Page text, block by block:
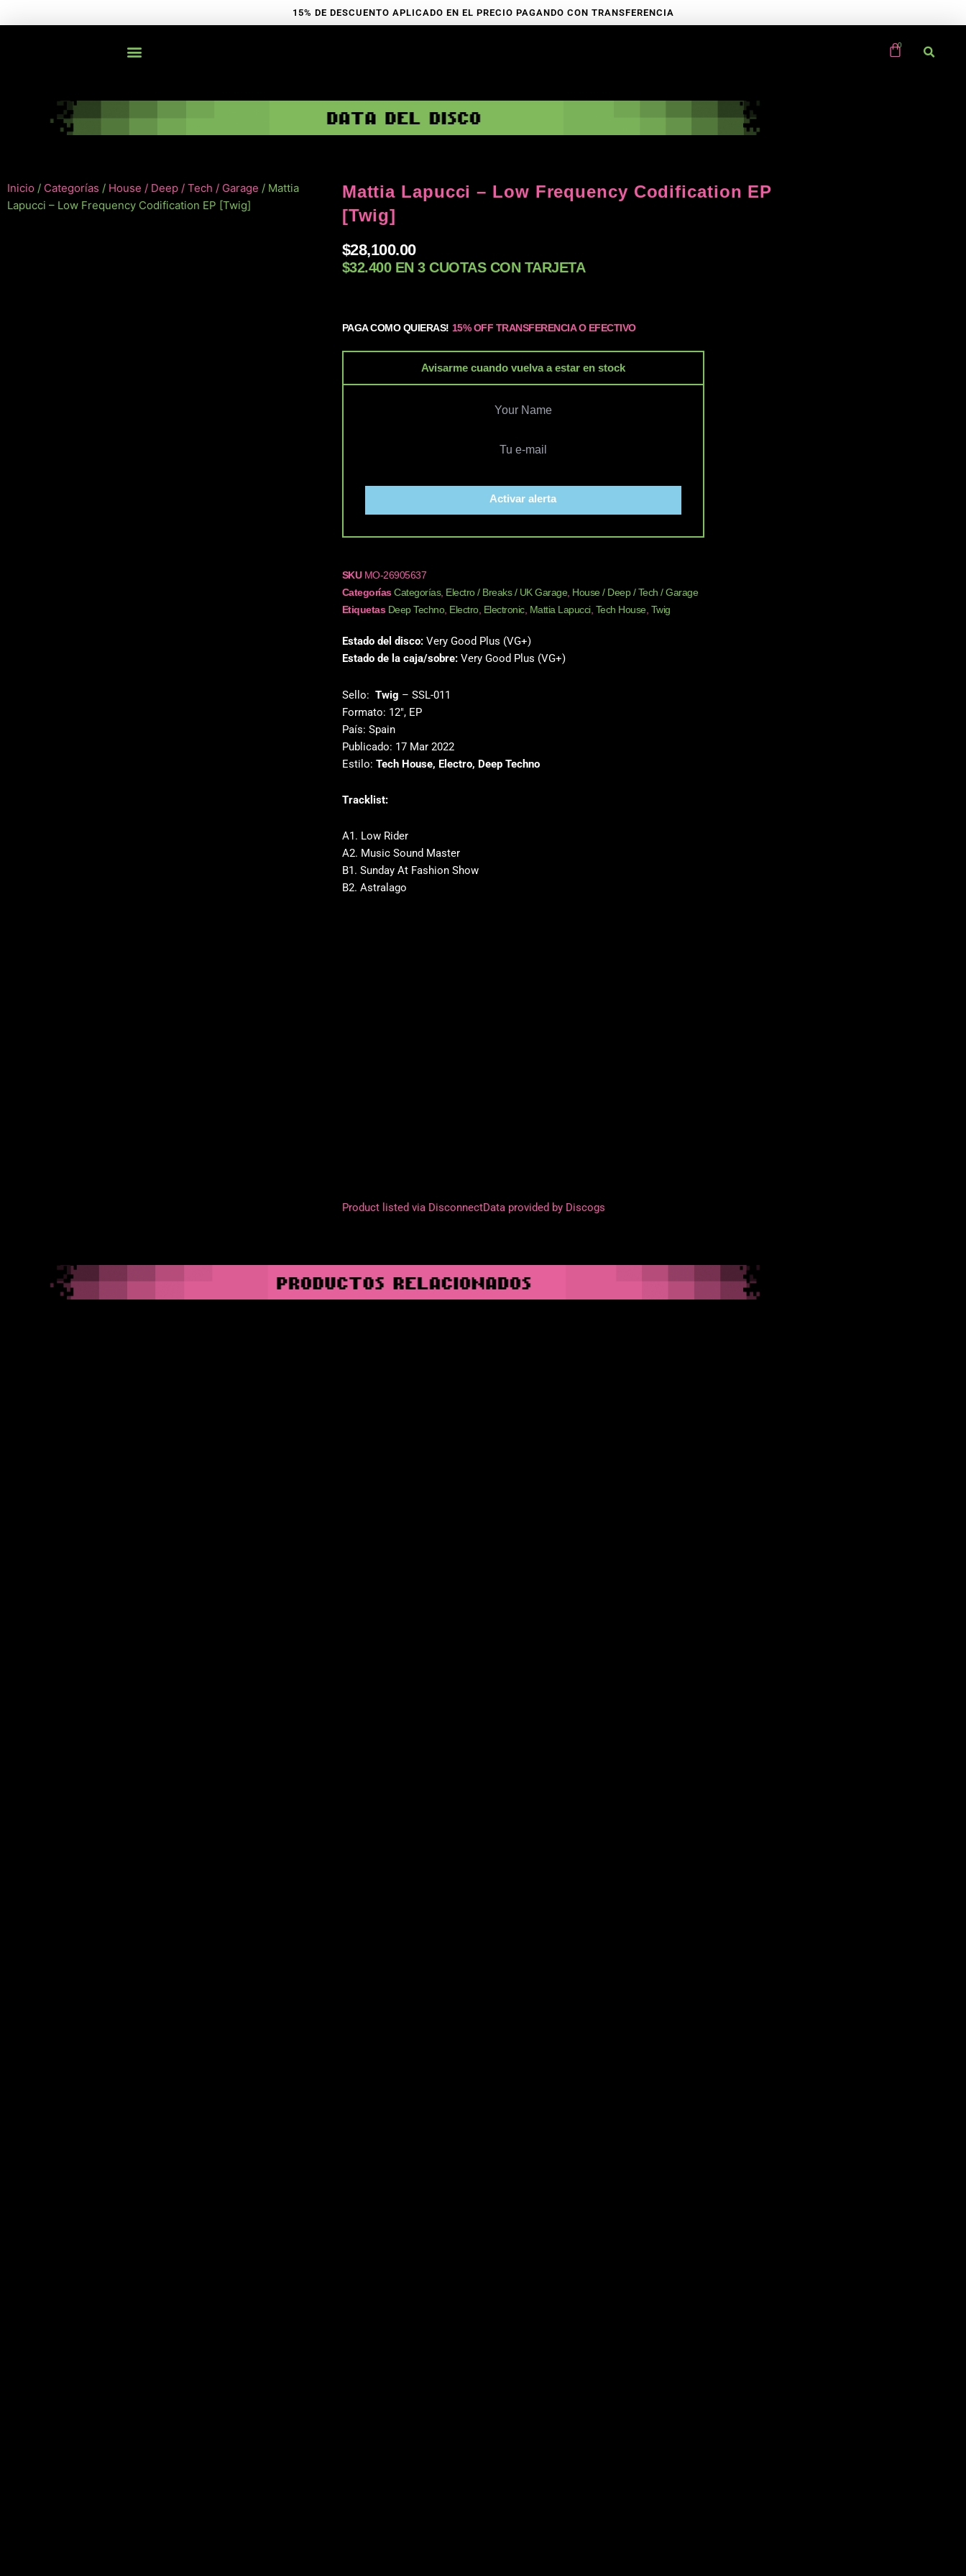
al
15% DE DESCUENTO APLICADO EN EL PRECIO PAGANDO CON TRANSFERENCIA
Inicio / Categorías / House / Deep / Tech / Garage / Mattia
Lapucci – Low Frequency Codification EP [Twig]
Mattia Lapucci – Low Frequency Codification EP
[Twig]
$28,100.00
$32.400 EN 3 CUOTAS CON TARJETA
PAGA COMO QUIERAS! 15% OFF TRANSFERENCIA O EFECTIVO
Avisarme cuando vuelva a estar en stock
Activar alerta
SKU MO-26905637
Categorías Categorías, Electro / Breaks / UK Garage, House / Deep / Tech / Garage
Etiquetas Deep Techno, Electro, Electronic, Mattia Lapucci, Tech House, Twig
Estado del disco:Very Good Plus (VG+)
Estado de la caja/sobre:Very Good Plus (VG+)
Sello: Twig ‎– SSL-011
Formato: 12″, EP
País: Spain
Publicado: 17 Mar 2022
Estilo: Tech House, Electro, Deep Techno
Tracklist:
A1. Low Rider
A2. Music Sound Master
B1. Sunday At Fashion Show
B2. Astralago
Product listed via DisconnectData provided by Discogs